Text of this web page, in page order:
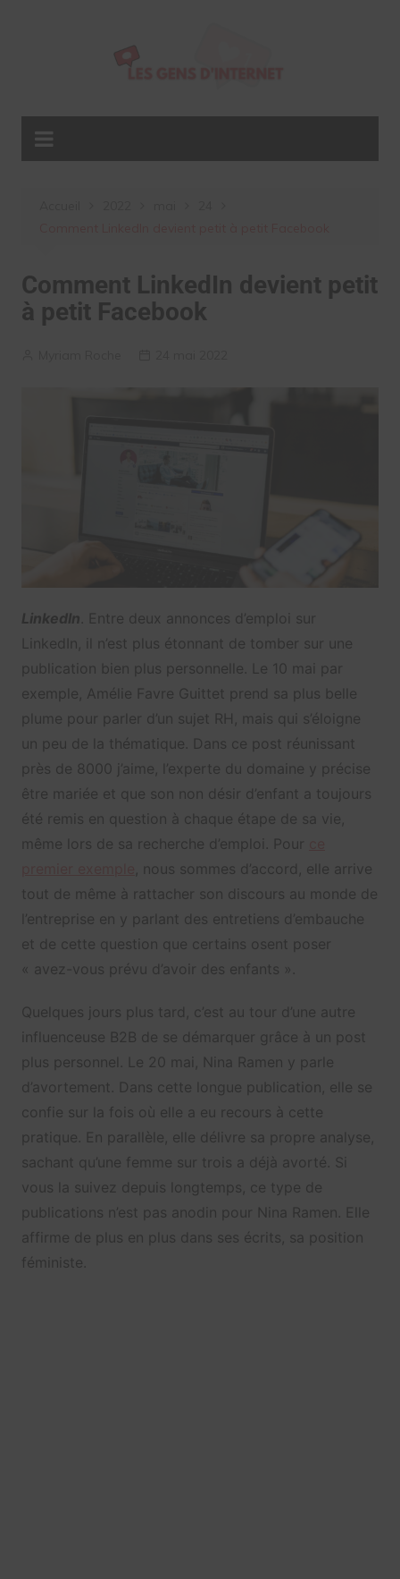
Comment LinkedIn devient petit
à petit Facebook
LinkedIn . Entre deux annonces d’emploi sur
LinkedIn, il n’est plus étonnant de tomber sur une
publication bien plus personnelle. Le 10 mai par
exemple, Amélie Favre Guittet prend sa plus belle
plume pour parler d’un sujet RH, mais qui s’éloigne
un peu de la thématique. Dans ce post réunissant
près de 8000 j’aime, l’experte du domaine y précise
être mariée et que son non désir d’enfant a toujours
été remis en question à chaque étape de sa vie,
même lors de sa recherche d’emploi. Pour
, nous sommes d’accord, elle arrive
tout de même à rattacher son discours au monde de
l’entreprise en y parlant des entretiens d’embauche
et de cette question que certains osent poser
« avez-vous prévu d’avoir des enfants ».
Quelques jours plus tard, c’est au tour d’une autre
influenceuse B2B de se démarquer grâce à un post
plus personnel. Le 20 mai, Nina Ramen y parle
d’avortement. Dans cette longue publication, elle se
confie sur la fois où elle a eu recours à cette
pratique. En parallèle, elle délivre sa propre analyse,
sachant qu’une femme sur trois a déjà avorté. Si
vous la suivez depuis longtemps, ce type de
publications n’est pas anodin pour Nina Ramen. Elle
affirme de plus en plus dans ses écrits, sa position
féministe.